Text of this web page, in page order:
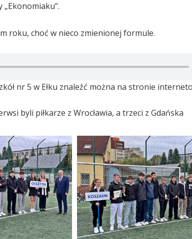
„Ekonomiaku”.
roku, choć w nieco zmienionej formule.
nr 5 w Ełku znaleźć można na stronie
byli piłkarze z Wrocławia, a trzeci z Gdańska